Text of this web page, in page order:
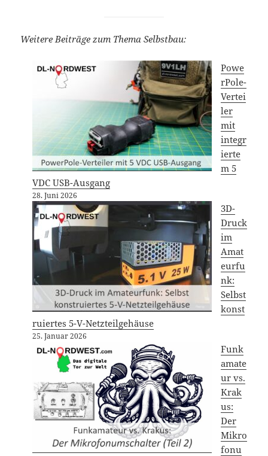
Weitere Beiträge zum Thema Selbstbau:
Powe
rPole-
Vertei
ler
mit
integr
ierte
m 5
VDC USB-Ausgang
28. Juni 2026
3D-
Druck
im
Amat
eurfu
nk:
Selbst
konst
ruiertes 5-V-Netzteilgehäuse
25. Januar 2026
Funk
amate
ur vs.
Krak
us:
Der
Mikro
fonu